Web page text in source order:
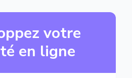
votre
en ligne